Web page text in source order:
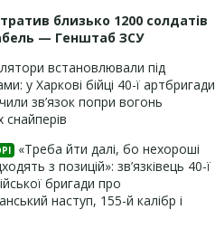
близько 1200 солдатів
— Генштаб ЗСУ
встановлювали під
у Харкові бійці 40-ї артбригади
зв’язок попри вогонь
«Треба йти далі, бо нехороші
з позицій»: зв’язківець 40-ї
бригади про
наступ, 155-й калібр і